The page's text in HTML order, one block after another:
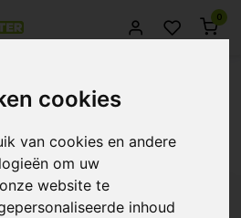
cookies
van cookies en andere
om uw
website te
inhoud
0
met geur verbeteraar